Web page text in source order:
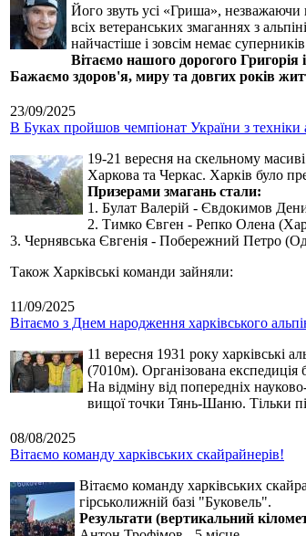
Його звуть усі «Гриша», незважаючи
всіх ветеранських змаганнях з
найчастіше і зовсім немає
Вітаємо нашого дорогого Григорія
Бажаємо здоров'я, миру та довгих років
23/09/2025
В Буках пройшов чемпіонат України з техніки
19-21 вересня на скельному
Харкова та Черкас. Харків було
Призерами змагань стали:
1. Булат Валерій - Євдокимов
2. Тимко Євген - Репко Олена
3. Чернявська Євгенія - Побережний Петро
Також Харківські команди зайняли:
11/09/2025
Вітаємо з Днем народження харківського
11 вересня 1931 року харківські
(7010м). Організована
На відміну від попередніх
вищої точки Тянь-Шаню. Тільки
08/08/2025
Вітаємо команду харківських скайрайнерів!
Вітаємо команду харківських
гірськолижній базі "Буковель".
Результати (вертикальний